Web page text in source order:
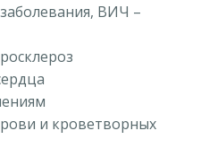
ВИЧ –
и кроветворных